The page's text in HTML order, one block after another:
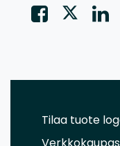
Tilaa tuote